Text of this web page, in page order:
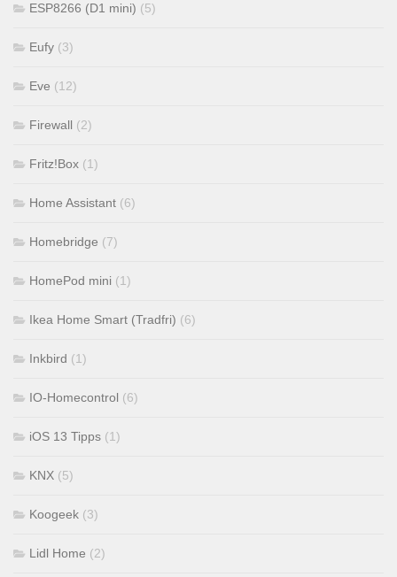
ESP8266 (D1 mini) (5)
Eufy (3)
Eve (12)
Firewall (2)
Fritz!Box (1)
Home Assistant (6)
Homebridge (7)
HomePod mini (1)
Ikea Home Smart (Tradfri) (6)
Inkbird (1)
IO-Homecontrol (6)
iOS 13 Tipps (1)
KNX (5)
Koogeek (3)
Lidl Home (2)